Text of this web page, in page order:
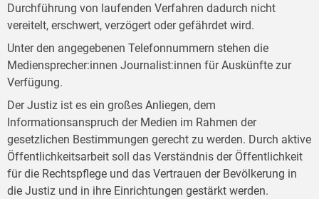
Durchführung von laufenden Verfahren dadurch nicht
vereitelt, erschwert, verzögert oder gefährdet wird.
Unter den angegebenen Telefonnummern stehen die
Mediensprecher:innen Journalist:innen für Auskünfte zur
Verfügung.
Der Justiz ist es ein großes Anliegen, dem
Informationsanspruch der Medien im Rahmen der
gesetzlichen Bestimmungen gerecht zu werden. Durch aktive
Öffentlichkeitsarbeit soll das Verständnis der Öffentlichkeit
für die Rechtspflege und das Vertrauen der Bevölkerung in
die Justiz und in ihre Einrichtungen gestärkt werden.